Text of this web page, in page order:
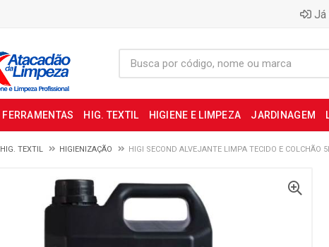
Já
FERRAMENTAS HIG. TEXTIL HIGIENE E LIMPEZA JARDINAGEM
HIG. TEXTIL HIGIENIZAÇÃO HIGI SECOND ALVEJANTE LIMPA TECIDO E COLCHÃO